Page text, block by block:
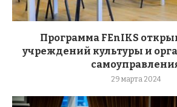
Программа FEnIKS
учреждений культуры и
29 марта 2024